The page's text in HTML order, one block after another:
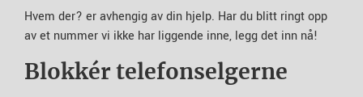
Hvem der? er avhengig av din hjelp. Har du blitt ringt opp
av et nummer vi ikke har liggende inne, legg det inn nå!
Blokkér telefonselgerne